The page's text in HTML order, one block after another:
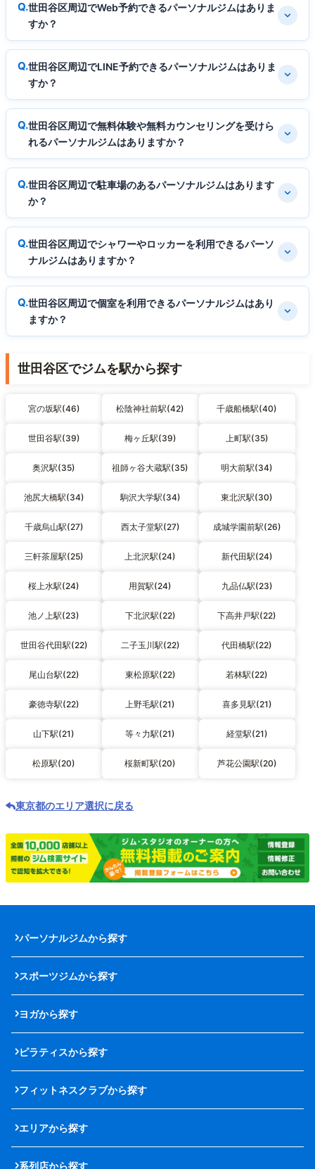
世田谷区周辺でWeb予約できるパーソナルジムはありま
すか？
世田谷区周辺でLINE予約できるパーソナルジムはありま
すか？
世田谷区周辺で無料体験や無料カウンセリングを受けら
れるパーソナルジムはありますか？
世田谷区周辺で駐車場のあるパーソナルジムはあります
か？
世田谷区周辺でシャワーやロッカーを利用できるパーソ
ナルジムはありますか？
世田谷区周辺で個室を利用できるパーソナルジムはあり
ますか？
世田谷区でジムを駅から探す
宮の坂駅(46) 松陰神社前駅(42) 千歳船橋駅(40)
世田谷駅(39) 梅ヶ丘駅(39) 上町駅(35)
奥沢駅(35) 祖師ヶ谷大蔵駅(35) 明大前駅(34)
池尻大橋駅(34) 駒沢大学駅(34) 東北沢駅(30)
千歳烏山駅(27) 西太子堂駅(27) 成城学園前駅(26)
三軒茶屋駅(25) 上北沢駅(24) 新代田駅(24)
桜上水駅(24) 用賀駅(24) 九品仏駅(23)
池ノ上駅(23) 下北沢駅(22) 下高井戸駅(22)
世田谷代田駅(22) 二子玉川駅(22) 代田橋駅(22)
尾山台駅(22) 東松原駅(22) 若林駅(22)
豪徳寺駅(22) 上野毛駅(21) 喜多見駅(21)
山下駅(21) 等々力駅(21) 経堂駅(21)
松原駅(20) 桜新町駅(20) 芦花公園駅(20)
東京都のエリア選択に戻る
パーソナルジムから探す
スポーツジムから探す
ヨガから探す
ピラティスから探す
フィットネスクラブから探す
エリアから探す
系列店から探す